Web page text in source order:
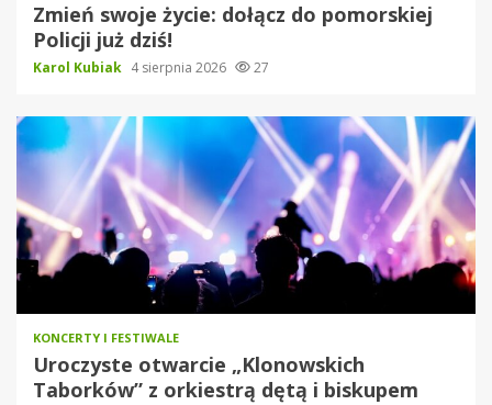
Zmień swoje życie: dołącz do pomorskiej
Policji już dziś!
Karol Kubiak 4 sierpnia 2026 27
KONCERTY I FESTIWALE
Uroczyste otwarcie „Klonowskich
Taborków” z orkiestrą dętą i biskupem